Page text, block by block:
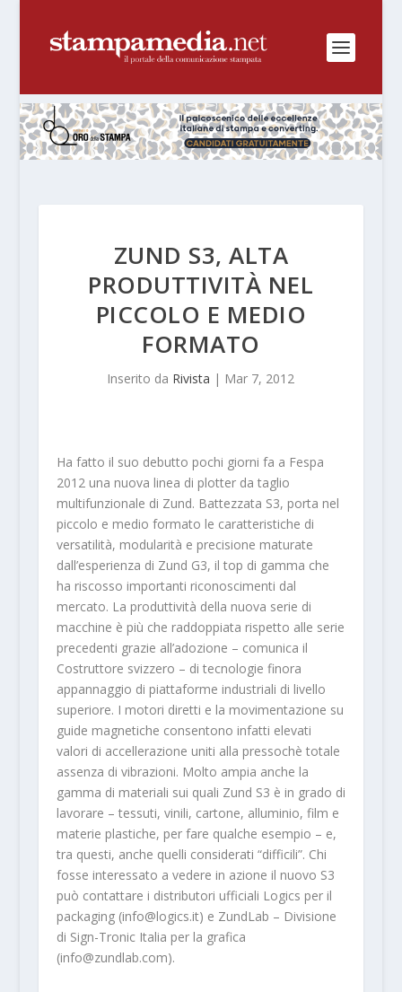
ZUND S3, ALTA
PRODUTTIVITÀ NEL
PICCOLO E MEDIO
FORMATO
Inserito da Rivista | Mar 7, 2012
Ha fatto il suo debutto pochi giorni fa a Fespa
2012 una nuova linea di plotter da taglio
multifunzionale di Zund. Battezzata S3, porta nel
piccolo e medio formato le caratteristiche di
versatilità, modularità e precisione maturate
dall’esperienza di Zund G3, il top di gamma che
ha riscosso importanti riconoscimenti dal
mercato. La produttività della nuova serie di
macchine è più che raddoppiata rispetto alle serie
precedenti grazie all’adozione – comunica il
Costruttore svizzero – di tecnologie finora
appannaggio di piattaforme industriali di livello
superiore. I motori diretti e la movimentazione su
guide magnetiche consentono infatti elevati
valori di accellerazione uniti alla pressochè totale
assenza di vibrazioni. Molto ampia anche la
gamma di materiali sui quali Zund S3 è in grado di
lavorare – tessuti, vinili, cartone, alluminio, film e
materie plastiche, per fare qualche esempio – e,
tra questi, anche quelli considerati “difficili”. Chi
fosse interessato a vedere in azione il nuovo S3
può contattare i distributori ufficiali Logics per il
packaging (info@logics.it) e ZundLab – Divisione
di Sign-Tronic Italia per la grafica
(info@zundlab.com).